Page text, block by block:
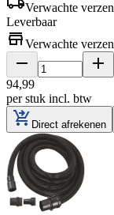
Verwachte
Leverbaar
Verwachte
94,99
per stuk incl. btw
Direct afrekenen